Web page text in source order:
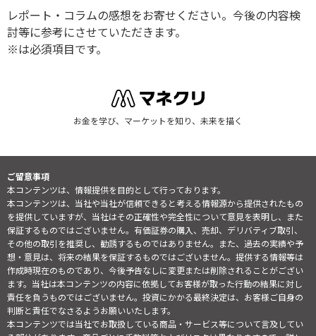
レポート・コラムの感想をお寄せください。今後の内容検
討等に参考にさせていただきます。
※は必須項目です。
お金を学び、マーケットを知り、未来を描く
ご留意事項
本コンテンツは、情報提供を目的として行っております。
本コンテンツは、当社や当社が信頼できると考える情報源から提供されたもの
を提供していますが、当社はその正確性や完全性について意見を表明し、また
保証するものではございません。有価証券の購入、売却、デリバティブ取引、
その他の取引を推奨し、勧誘するものではありません。また、過去の実績や予
想・意見は、将来の結果を保証するものではございません。提供する情報等は
作成時現在のものであり、今後予告なしに変更または削除されることがござい
ます。当社は本コンテンツの内容に依拠してお客様が取った行動の結果に対し
責任を負うものではございません。投資にかかる最終決定は、お客様ご自身の
判断と責任でなさるようお願いいたします。
本コンテンツでは当社でお取扱している商品・サービス等について言及してい